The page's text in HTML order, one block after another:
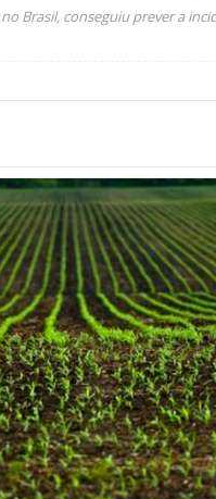
Brasil, conseguiu prever a